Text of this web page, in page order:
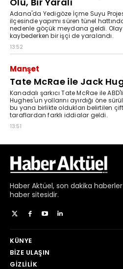
Haber Aktüel, son dakika haberler
haber sitesidir.
KÜNYE
BIZE ULAŞIN
GIZLILIK